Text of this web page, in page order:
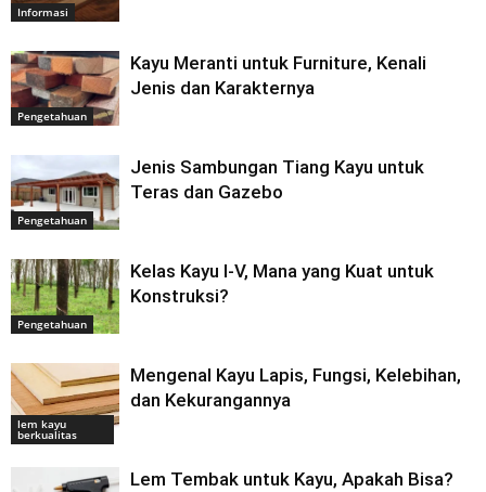
Informasi
Pengetahuan
Kayu Meranti untuk Furniture, Kenali
Jenis dan Karakternya
Pengetahuan
Jenis Sambungan Tiang Kayu untuk
Teras dan Gazebo
Pengetahuan
Kelas Kayu I-V, Mana yang Kuat untuk
Konstruksi?
lem kayu
berkualitas
Mengenal Kayu Lapis, Fungsi, Kelebihan,
dan Kekurangannya
Lem Tembak untuk Kayu, Apakah Bisa?